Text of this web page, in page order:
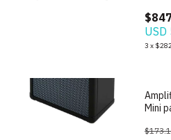
USD
3 x
Mini